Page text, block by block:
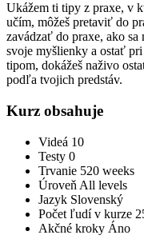
Ukážem ti tipy z praxe, v
učím, môžeš pretaviť do
zavádzať do praxe, ako
svoje myšlienky a ostať
tipom, dokážeš naživo
podľa tvojich predstáv.
Kurz obsahuje
Videá 10
Testy 0
Trvanie 520 weeks
Úroveň All levels
Jazyk Slovenský
Počet ľudí v kurze
Akčné kroky Áno